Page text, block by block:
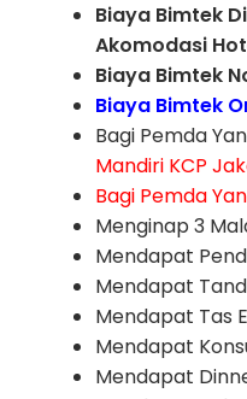
Biaya Bimtek
Akomodasi
Biaya Bimtek
Biaya Bimtek
Bagi Pemda
Mandiri KCP
Bagi Pemda
Menginap 3
Mendapat
Mendapat
Mendapat Tas
Mendapat
Mendapat